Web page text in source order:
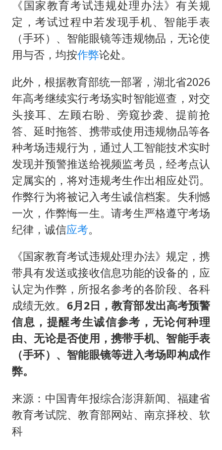
《国家教育考试违规处理办法》有关规
定，考试过程中若发现手机、智能手表
（手环）、智能眼镜等违规物品，无论使
用与否，均按作弊论处。
此外，根据教育部统一部署，湖北省2026
年高考继续实行考场实时智能巡查，对交
头接耳、左顾右盼、旁窥抄袭、提前抢
答、延时拖答、携带或使用违规物品等各
种考场违规行为，通过人工智能技术实时
发现并预警推送给视频监考员，经考点认
定属实的，将对违规考生作出相应处罚。
作弊行为将被记入考生诚信档案。失利憾
一次，作弊悔一生。请考生严格遵守考场
纪律，诚信应考。
《国家教育考试违规处理办法》规定，携
带具有发送或接收信息功能的设备的，应
认定为作弊，所报名参考的各阶段、各科
成绩无效。 6月2日，教育部发出高考预警
信息，提醒考生诚信参考，无论何种理
由、无论是否使用，携带手机、智能手表
（手环）、智能眼镜等进入考场即构成作
弊。
来源：中国青年报综合澎湃新闻、福建省
教育考试院、教育部网站、南京择校、软
科